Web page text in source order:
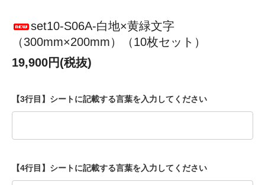
set10-S06A-白地×黄緑文字
（300mm×200mm）（10枚セット）
19,900円(税抜)
【3行目】シートに記載する言葉を入力してください
【4行目】シートに記載する言葉を入力してください